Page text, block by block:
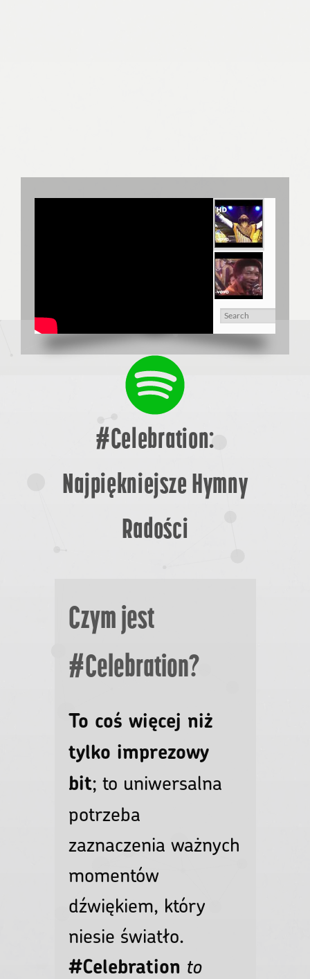
MQV Project
#Celebration:
Najpiękniejsze Hymny
Radości
Czym jest
#Celebration?
To coś więcej niż
tylko imprezowy
bit; to uniwersalna
potrzeba
zaznaczenia ważnych
momentów
dźwiękiem, który
niesie światło.
#Celebration to